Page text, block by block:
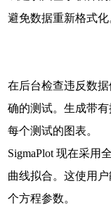
避免数据重新格式化
在后台检查违反数
确的测试。生成带
每个测试的图表。
SigmaPlot 现在采用
曲线拟合。这使用
个方程参数。